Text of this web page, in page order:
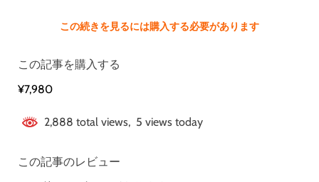
この続きを見るには購入する必要があります
この記事を購入する
¥7,980
2,888 total views, 5 views today
この記事のレビュー